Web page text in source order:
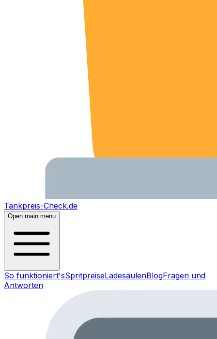
Tankpreis-Check.de
Open main menu
So funktioniert'sSpritpreiseLadesäulenBlogFragen und
Antworten